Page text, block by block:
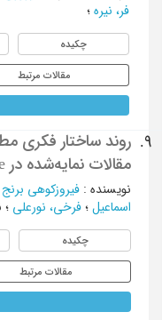
فر، نیره؛
چکیده
مقالات مرتبط
9.
روند ساختار فکری
مقالات نمایه‌شده در Web of Science
نویسنده: فیروزکوهی برنج
اسماعیل ؛ فرخی، نورعلی ؛
چکیده
مقالات مرتبط